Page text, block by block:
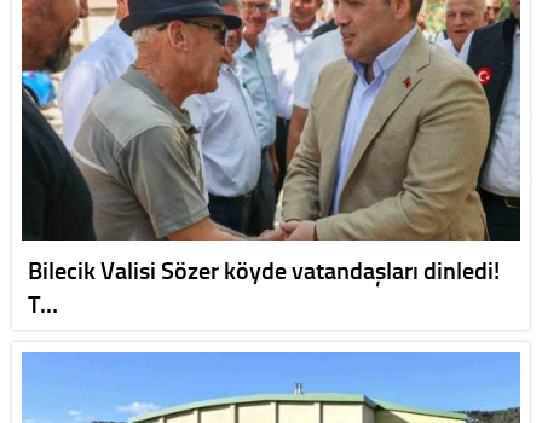
Bilecik Valisi Sözer köyde vatandaşları dinledi!
T…